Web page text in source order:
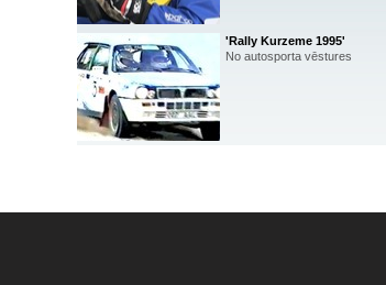
'Rally Kurzeme 1995'
No autosporta vēstures